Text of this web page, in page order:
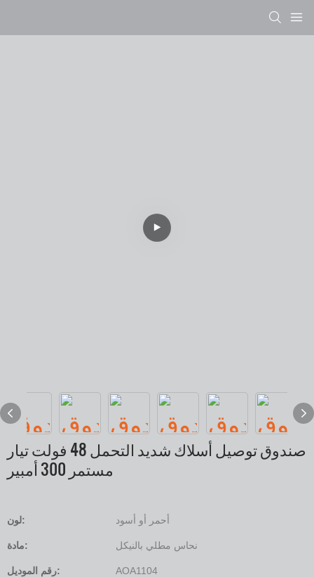
صندوق توصيل أسلاك شديد التحمل 48 فولت تيار
مستمر 300 أمبير
لون: أحمر أو أسود
مادة: نحاس مطلي بالنيكل
رقم الموديل: AOA1104